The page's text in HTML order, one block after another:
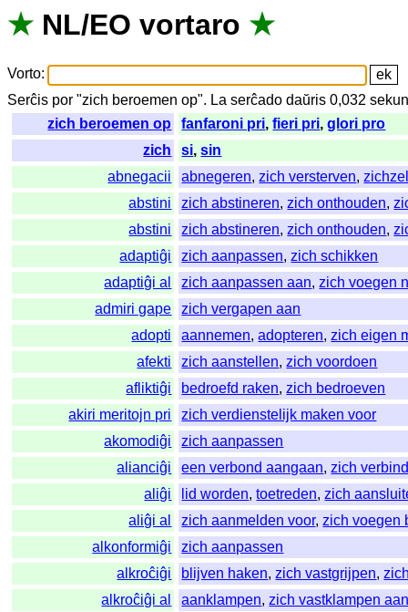
★ NL/EO vortaro ★
Vorto:
Serĉis por "zich beroemen op". La serĉado daŭris 0,032
zich beroemen op
fanfaroni pri,fieri pri,glori pro
zich
si,sin
abnegacii
abnegeren,zich versterven,
abstini
zich abstineren,zich onthouden,
abstini
zich abstineren,zich onthouden,
adaptiĝi
zich aanpassen,zich schikken
adaptiĝi al
zich aanpassen aan,zich voegen
admiri gape
zich vergapen aan
adopti
aannemen,adopteren,zich eigen
afekti
zich aanstellen,zich voordoen
afliktiĝi
bedroefd raken,zich bedroeven
akiri meritojn pri
zich verdienstelijk maken voor
akomodiĝi
zich aanpassen
alianciĝi
een verbond aangaan,zich
aliĝi
lid worden,toetreden,zich
aliĝi al
zich aanmelden voor,zich voegen
alkonformiĝi
zich aanpassen
alkroĉiĝi
blijven haken,zich vastgrijpen,
alkroĉiĝi al
aanklampen,zich vastklampen